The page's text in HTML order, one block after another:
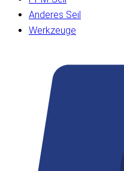
Anderes Seil
Werkzeuge